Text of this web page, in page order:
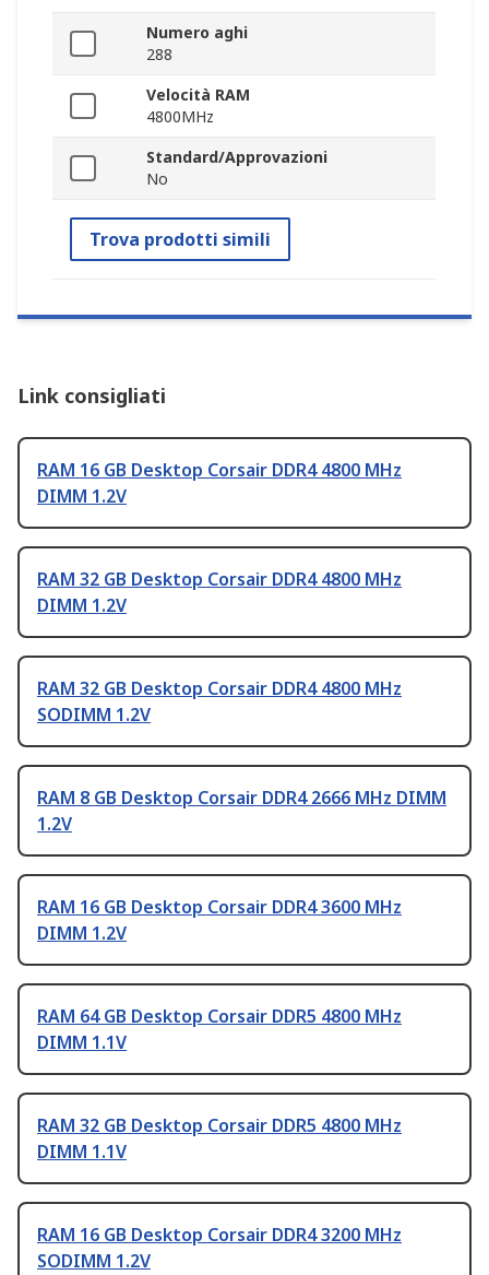
Numero aghi
288
Velocità RAM
4800MHz
Standard/Approvazioni
No
Trova prodotti simili
Link consigliati
RAM 16 GB Desktop Corsair DDR4 4800 MHz
DIMM 1.2V
RAM 32 GB Desktop Corsair DDR4 4800 MHz
DIMM 1.2V
RAM 32 GB Desktop Corsair DDR4 4800 MHz
SODIMM 1.2V
RAM 8 GB Desktop Corsair DDR4 2666 MHz DIMM
1.2V
RAM 16 GB Desktop Corsair DDR4 3600 MHz
DIMM 1.2V
RAM 64 GB Desktop Corsair DDR5 4800 MHz
DIMM 1.1V
RAM 32 GB Desktop Corsair DDR5 4800 MHz
DIMM 1.1V
RAM 16 GB Desktop Corsair DDR4 3200 MHz
SODIMM 1.2V